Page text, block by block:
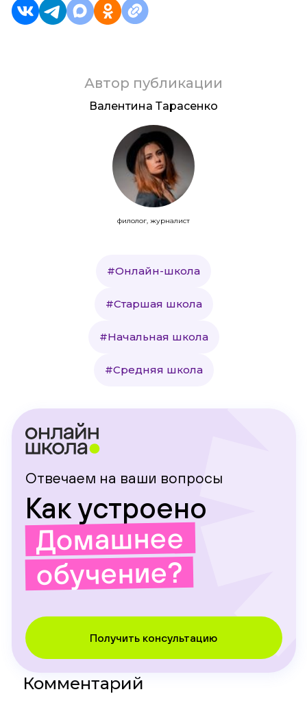
Автор публикации
Валентина Тарасенко
филолог, журналист
#Онлайн-школа
#Старшая школа
#Начальная школа
#Средняя школа
Отвечаем на ваши вопросы
Как устроено
Домашнее
обучение?
Получить консультацию
Комментарий